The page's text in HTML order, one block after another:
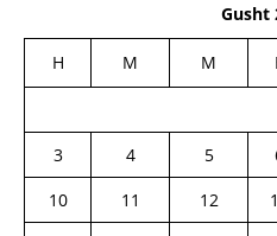
Gusht
H M M
3
4 5
10
11 12